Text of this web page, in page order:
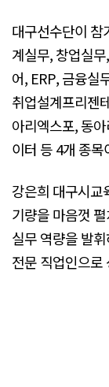
대구선수단이
계실무, 창업실
어, ERP, 금융실
취업설계프리젠
아리엑스포, 동
이터 등 4개 종목
강은희 대구시
기량을 마음껏
실무 역량을 발
전문 직업인으